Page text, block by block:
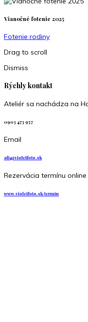
Vianočné fotenie 2025
Fotenie rodiny
Drag to scroll
Dismiss
Rýchly kontakt
Ateliér sa nachádza na
0903 473 957
Email
ali@violetfoto.sk
Rezervácia termínu online
www.violetfoto.sk/termin